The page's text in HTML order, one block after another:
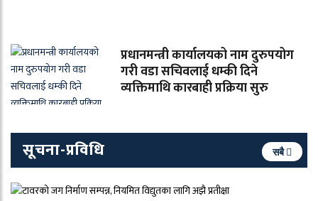
प्रधानमन्त्री कार्यालयको नाम दुरुपयोग
गरी वडा सचिवलाई धम्की दिने
व्यक्तिमाथि कारबाही प्रक्रिया सुरु
सूचना-प्रविधि सबै